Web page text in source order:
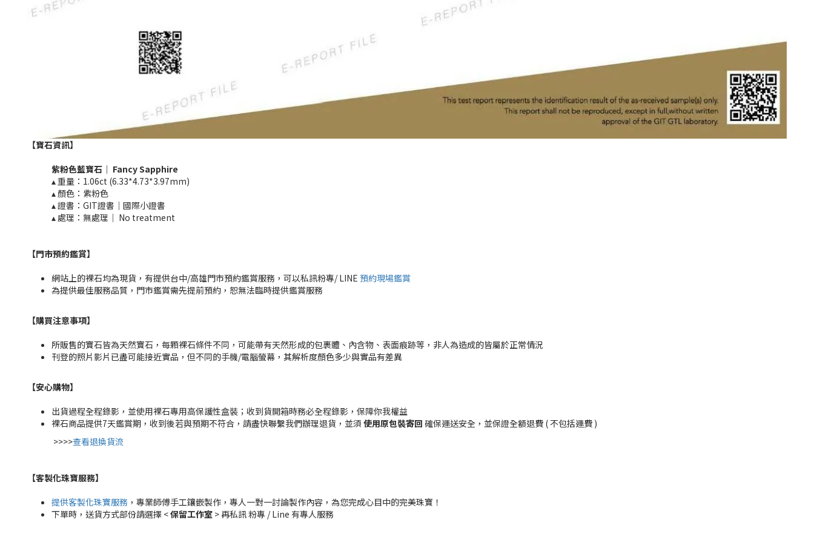
【寶石資訊】
紫粉色藍寶石｜ FancySapphire
▴ 重量： 1.06ct (6.33*4.73*3.97mm)
▴ 顏色：紫粉色
▴ 證書：GIT證書｜國際小證書
▴ 處理：無處理｜ No treatment​​
【門市預約鑑賞】
網站上的裸石均為現貨，有提供台中/高雄門市預約鑑賞服務，可以私訊粉專/ LINE 預約現場鑑賞
為提供最佳服務品質，門市鑑賞需先提前預約，恕無法臨時提供鑑賞服務
【購買注意事項】
所販售的寶石皆為天然寶石，每顆裸石條件不同，可能帶有天然形成的包裹體、內含物、表面痕跡等，非人為造成的皆屬於正常情況
刊登的照片影片已盡可能接近實品，但不同的手機/電腦螢幕，其解析度顏色多少與實品有差異
【安心購物】
出貨過程全程錄影，並使用裸石專用高保護性盒裝；收到貨開箱時務必全程錄影，保障你我權益
裸石商品提供7天鑑賞期，收到後若與預期不符合，請盡快聯繫我們辦理退貨，並須 使用原包裝寄回 確保運送安全，並保證全額退費 ( 不包括運費 )
>>>>查看退換貨流
【客製化珠寶服務】
提供客製化珠寶服務 ，專業師傅手工鑲嵌製作，專人一對一討論製作內容，為您完成心目中的完美珠寶！
下單時，送貨方式部份請選擇 <保留工作室 > 再私訊 粉專 / Line 有專人服務